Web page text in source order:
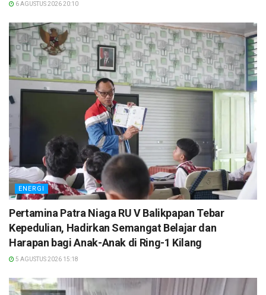
6 AGUSTUS 2026 20:10
ENERGI
Pertamina Patra Niaga RU V Balikpapan Tebar
Kepedulian, Hadirkan Semangat Belajar dan
Harapan bagi Anak-Anak di Ring-1 Kilang
5 AGUSTUS 2026 15:18